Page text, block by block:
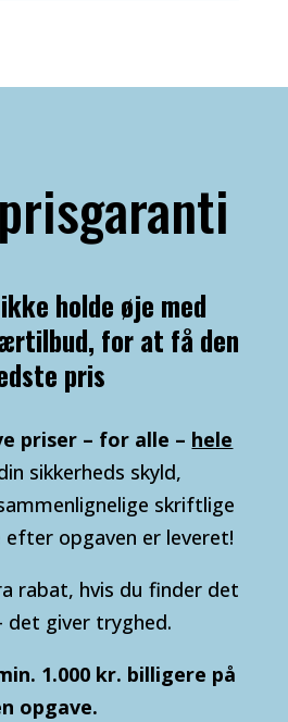
holde øje med
for at få den
pris
priser – for alle – hele
sikkerheds skyld,
skriftlige
opgaven er leveret!
rabat, hvis du finder det
det giver tryghed.
1.000 kr. billigere på
opgave.